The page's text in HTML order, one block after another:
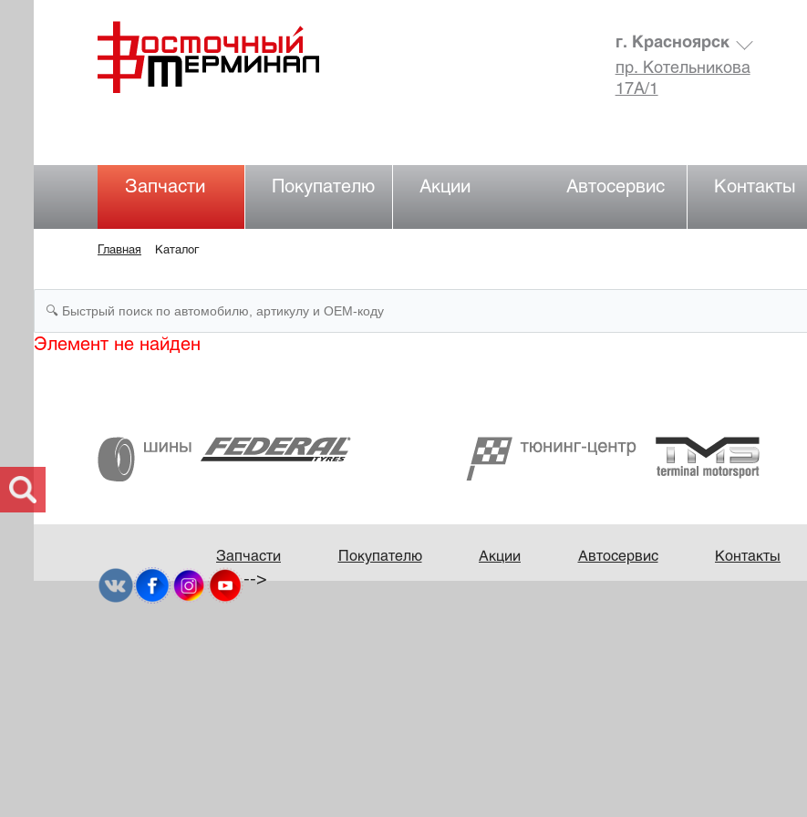
г. Красноярск
пр. Котельникова
17А/1
Запчасти Покупателю Акции Автосервис Контакты
Главная Каталог
Элемент не найден
Запчасти Покупателю Акции Автосервис Контакты
-->